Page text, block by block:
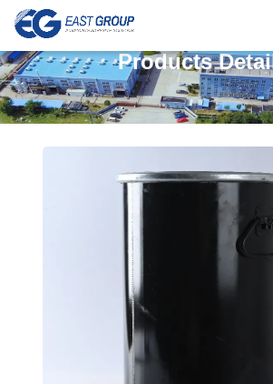
Products